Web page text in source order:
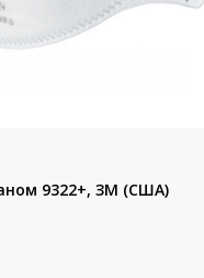
9322+, ЗМ (США)